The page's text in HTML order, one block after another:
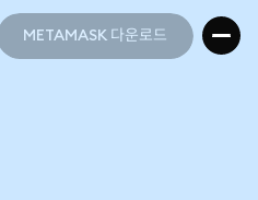
METAMASK 다운로드